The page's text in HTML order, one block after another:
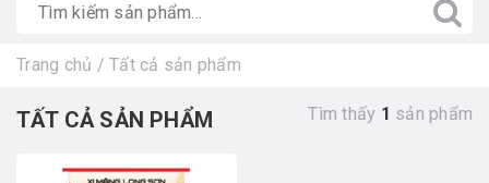
Trang chủ / Tất cả sản phẩm
TẤT CẢ SẢN PHẨM Tìm thấy 1 sản phẩm